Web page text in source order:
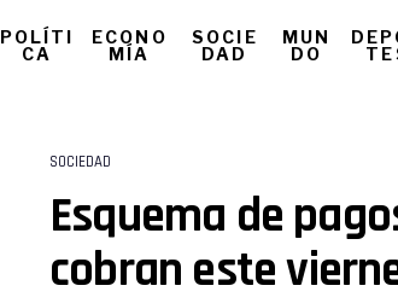
POLÍTI
CA
ECONO
MÍA
SOCIE
DAD
MUN
DO
SOCIEDAD
Esquema de
cobran este